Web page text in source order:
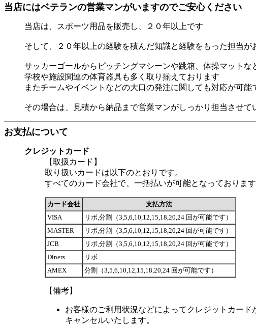
当店にはベテランの営業マンがいますのでご安心ください
当店は、スポーツ用品を販売し、２０年以上です
そして、２０年以上の経験を積んだ知識と経験をもった担当
サッカーゴールからピッチングマシーンや跳箱、体操マットな
学校や施設関連の体育器具も多く取り揃えております
またチームやイベントなどの大口の発注に関しても対応が可能
その場合は、見積から納品まで営業マンがしっかり担当させ
お支払について
クレジットカード
【取扱カード】
取り扱いカードは以下のとおりです。
すべてのカード会社で、一括払いが可能となっております
カード会社
支払方法
VISA
リボ,分割（3,5,6,10,12,15,18,20,24 回が可能です）
MASTER
リボ,分割（3,5,6,10,12,15,18,20,24 回が可能です）
JCB
リボ,分割（3,5,6,10,12,15,18,20,24 回が可能です）
Diners
リボ
AMEX
分割（3,5,6,10,12,15,18,20,24 回が可能です）
【備考】
お客様のご利用状況などによってクレジットカー
キャンセルいたします。